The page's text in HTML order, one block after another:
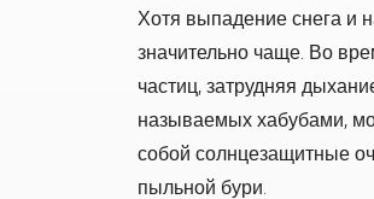
Хотя выпадение снега и
значительно чаще. Во
частиц, затрудняя
называемых хабубами,
собой солнцезащитные
пыльной бури.